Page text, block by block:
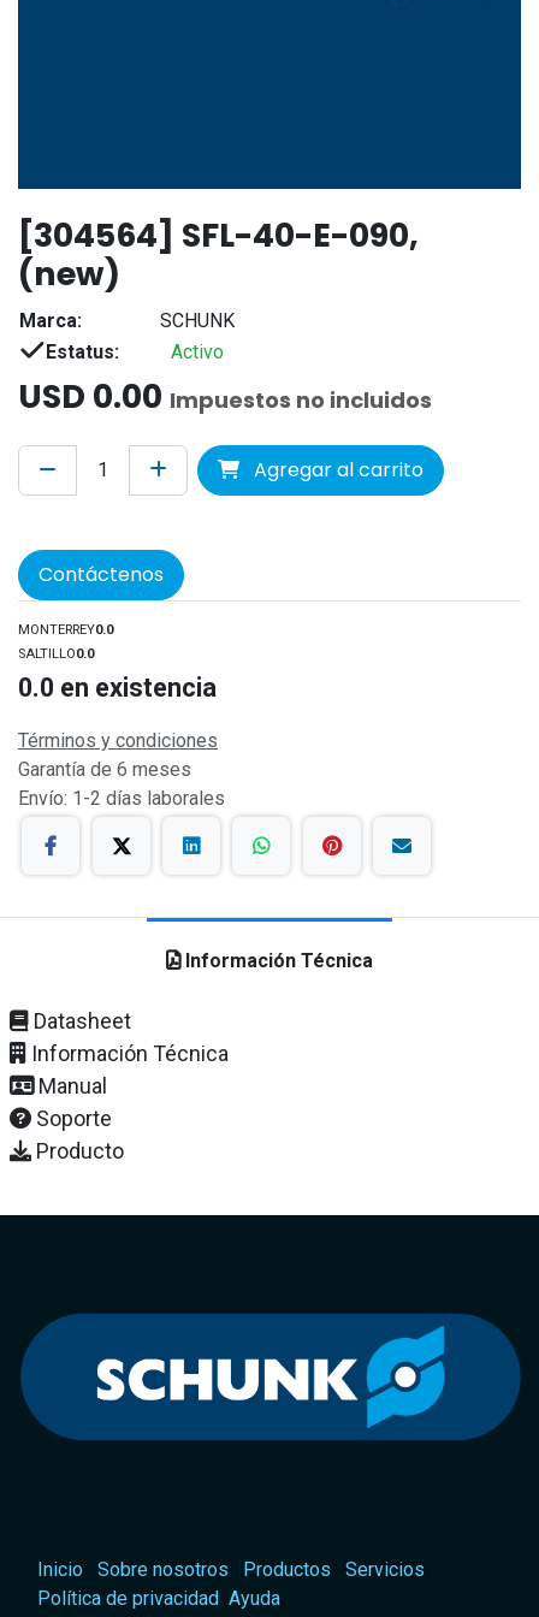
[304564] SFL-40-E-090,
(new)
Marca:
SCHUNK
Estatus:
Activo
USD 0.00 Impuestos no incluidos
Agregar al carrito
Contáctenos
MONTERREY0.0
SALTILLO0.0
0.0 en existencia
Términos y condiciones
Garantía de 6 meses
Envío: 1-2 días laborales
Información Técnica
Datasheet
Información Técnica
Manual
Soporte
Producto
Inicio Sobre nosotros Productos
Servicios
Política de privacidad Ayuda